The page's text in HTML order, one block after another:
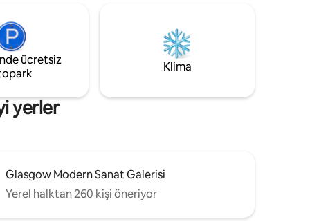
ideal bir
dakika
bağlantıları kapalı. Mülk, Merchant City ve
Glasgow Green'e yürüme
mesafesindedir! Sizi ağırlamayı
sabırsızlıkla bekliyorum!
ücretsiz
Klima
yerler
Glasgow Modern Sanat Galerisi
Yerel halktan 260 kişi öneriyor